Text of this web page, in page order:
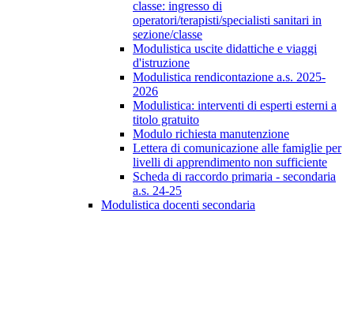
classe: ingresso di
operatori/terapisti/specialisti sanitari in
sezione/classe
Modulistica uscite didattiche e viaggi
d'istruzione
Modulistica rendicontazione a.s. 2025-
2026
Modulistica: interventi di esperti esterni a
titolo gratuito
Modulo richiesta manutenzione
Lettera di comunicazione alle famiglie per
livelli di apprendimento non sufficiente
Scheda di raccordo primaria - secondaria
a.s. 24-25
Modulistica docenti secondaria